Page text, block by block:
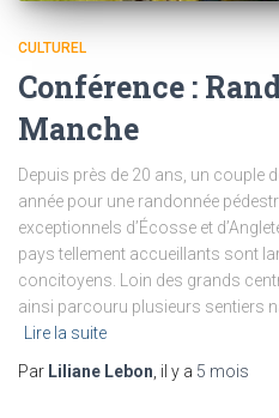
CULTUREL
Conférence :
Manche
Depuis près de 20 ans, un couple
année pour une randonnée
exceptionnels d’Écosse et
pays tellement accueillants sont
concitoyens. Loin des grands
ainsi parcouru plusieurs sentiers
Lire la suite
Par Liliane Lebon , il y a 5 mois